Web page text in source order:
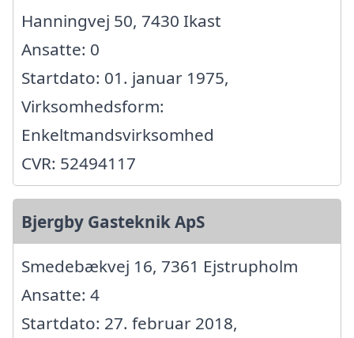
Hanningvej 50, 7430 Ikast
Ansatte: 0
Startdato: 01. januar 1975,
Virksomhedsform:
Enkeltmandsvirksomhed
CVR: 52494117
Bjergby Gasteknik ApS
Smedebækvej 16, 7361 Ejstrupholm
Ansatte: 4
Startdato: 27. februar 2018,